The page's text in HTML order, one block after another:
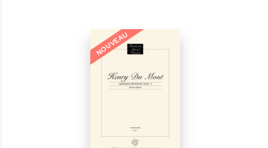
NOUVEAU